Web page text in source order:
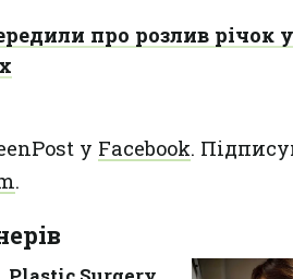
про розлив річок у
у Facebook.
.